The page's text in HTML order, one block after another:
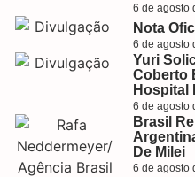
6 de agosto
Nota
6 de agosto
Yuri
Coberto
Hospital
6 de agosto
Brasil
De Milei
6 de agosto